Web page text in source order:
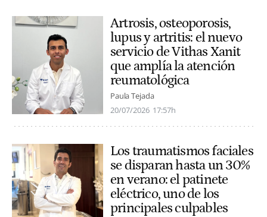
Artrosis, osteoporosis,
lupus y artritis: el nuevo
servicio de Vithas Xanit
que amplía la atención
reumatológica
Paula Tejada
20/07/2026 17:57h
Los traumatismos faciales
se disparan hasta un 30%
en verano: el patinete
eléctrico, uno de los
principales culpables